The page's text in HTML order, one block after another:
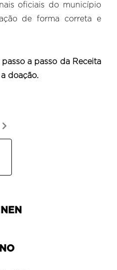
oficiais do município
de forma correta e
a passo da Receita
doação.